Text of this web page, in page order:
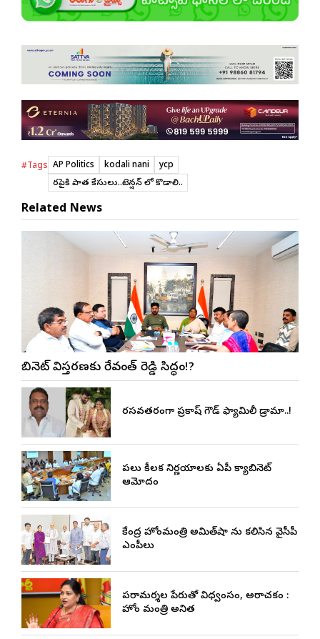
#Tags AP Politics kodali nani
ycp
తెరపైకి పాత కేసులు..టెన్షన్ లో కొడాలి..
Related News
కేబినెట్ విస్తరణకు రేవంత్ రెడ్డి సిద్ధం!?
రసవత్తరంగా ప్రకాష్ గౌడ్ ఫ్యామిలీ డ్రామా..!
పలు కీలక నిర్ణయాలకు ఏపీ క్యాబినెట్
ఆమోదం
కేంద్ర హోంమంత్రి అమిత్‌షా ను కలిసిన వైసీపీ
ఎంపీలు
పరామర్శల పేరుతో విధ్వంసం, అరాచకం :
హోం మంత్రి అనిత